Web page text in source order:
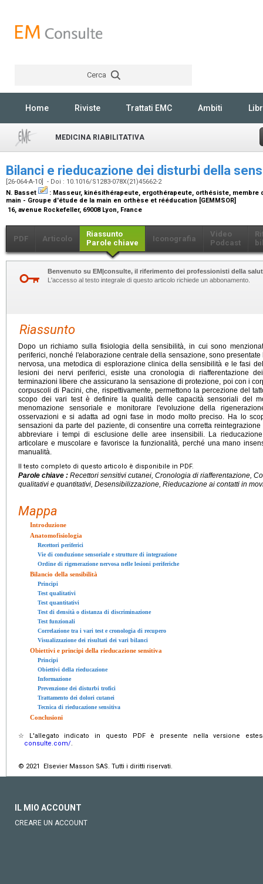
Cerca
Home Riviste Trattati EMC Ambiti
MEDICINA RIABILITATIVA
Bilanci e rieducazione dei disturbi della
[26-064-A-10] - Doi : 10.1016/S1283-078X(21)45662-2
N. Basset
: Masseur, kinésithérapeute, ergothérapeute, orthésiste,
main - Groupe d'étude de la main en orthèse et rééducation [GEMMSOR]
16, avenue Rockefeller, 69008 Lyon, France
PDF Articolo
Riassunto
Parole chiave
Iconografia
Video
Podcast
Benvenuto su EM|consulte, il riferimento dei professionisti della
L'accesso al testo integrale di questo articolo richiede un abbonamento.
Riassunto
Dopo un richiamo sulla fisiologia della sensibilità, in cui sono
periferici, nonché l'elaborazione centrale della sensazione, sono
nervosa, una metodica di esplorazione clinica della sensibilità e le fasi
lesioni dei nervi periferici, esiste una cronologia di riafferentazione
terminazioni libere che assicurano la sensazione di protezione, poi con i
corpuscoli di Pacini, che, rispettivamente, permettono la percezione del
scopo dei vari test è definire la qualità delle capacità sensoriali del
menomazione sensoriale e monitorare l'evoluzione della
osservazioni e si adatta ad ogni fase in modo molto preciso. Ha lo
sensazioni da parte del paziente, di consentire una corretta
abbreviare i tempi di esclusione delle aree insensibili. La
articolare e muscolare e favorisce la funzionalità, perché una mano
manualità.
Il testo completo di questo articolo è disponibile in PDF.
Parole chiave : Recettori sensitivi cutanei, Cronologia di riafferentazione,
qualitativi e quantitativi, Desensibilizzazione, Rieducazione ai contatti in
Mappa
Introduzione
Anatomofisiologia
Recettori periferici
Vie di conduzione sensoriale e strutture di integrazione
Ordine di rigenerazione nervosa nelle lesioni periferiche
Bilancio della sensibilità
Principi
Test qualitativi
Test quantitativi
Test di densità o distanza di discriminazione
Test funzionali
Correlazione tra i vari test e cronologia di recupero
Visualizzazione dei risultati dei vari bilanci
Obiettivi e principi della rieducazione sensitiva
Principi
Obiettivi della rieducazione
Informazione
Prevenzione dei disturbi trofici
Trattamento dei dolori cutanei
Tecnica di rieducazione sensitiva
Conclusioni
☆
L'allegato indicato in questo PDF è presente nella versione
consulte.com/.
© 2021 Elsevier Masson SAS. Tutti i diritti riservati.
IL MIO ACCOUNT
CREARE UN ACCOUNT